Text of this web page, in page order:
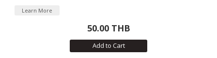
Learn More
50.00 THB
Add to Cart